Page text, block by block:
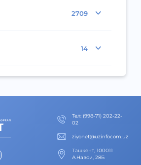
2709
14
Тел: (998-71) 202-22-
02
ziyonet@uzinfocom.uz
Ташкент, 100011
А.Навои, 28Б